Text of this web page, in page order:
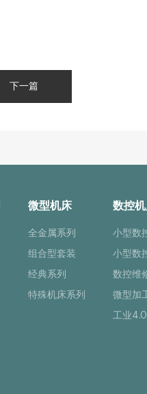
下一篇
微型机床
全金属系列
组合型套装
经典系列
特殊机床系列
数控
小型数
小型数
数控维
微型加
工业4.0